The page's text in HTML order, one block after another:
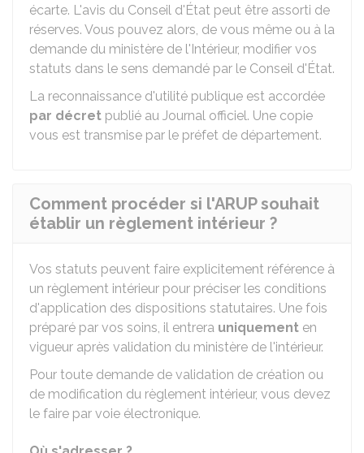
écarte. L'avis du Conseil d'État peut être assorti de
réserves. Vous pouvez alors, de vous même ou à la
demande du ministère de l'Intérieur, modifier vos
statuts dans le sens demandé par le Conseil d'État.
La reconnaissance d'utilité publique est accordée
par décret publié au Journal officiel. Une copie
vous est transmise par le préfet de département.
Comment procéder si l'ARUP souhait
établir un règlement intérieur ?
Vos statuts peuvent faire explicitement référence à
un règlement intérieur pour préciser les conditions
d'application des dispositions statutaires. Une fois
préparé par vos soins, il entrera uniquement en
vigueur après validation du ministère de l'intérieur.
Pour toute demande de validation de création ou
de modification du règlement intérieur, vous devez
le faire par voie électronique.